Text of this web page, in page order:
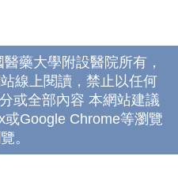
藥大學附設醫院所有，
線上閱讀，禁止以任何
或全部內容 本網站建議
或Google Chrome等瀏覽
。